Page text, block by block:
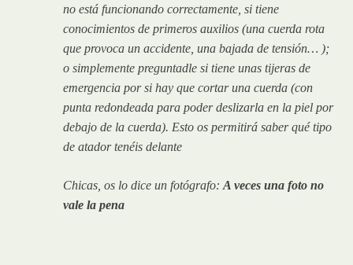
no está funcionando correctamente, si tiene
conocimientos de primeros auxilios (una cuerda rota
que provoca un accidente, una bajada de tensión… );
o simplemente preguntadle si tiene unas tijeras de
emergencia por si hay que cortar una cuerda (con
punta redondeada para poder deslizarla en la piel por
debajo de la cuerda). Esto os permitirá saber qué tipo
de atador tenéis delante
Chicas, os lo dice un fotógrafo: A veces una foto no
vale la pena